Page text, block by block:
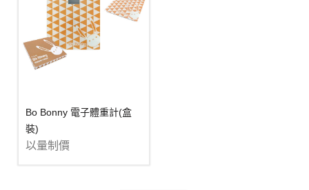
Bo Bonny 電子體重計(盒
裝)
以量制價